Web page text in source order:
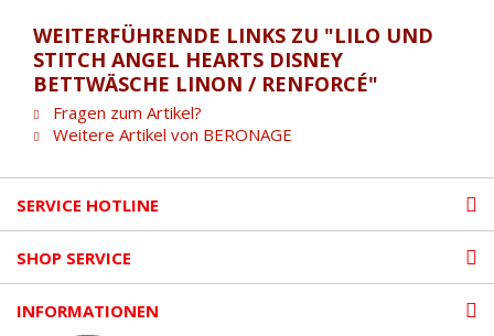
WEITERFÜHRENDE LINKS ZU "LILO UND
STITCH ANGEL HEARTS DISNEY
BETTWÄSCHE LINON / RENFORCÉ"
Fragen zum Artikel?
Weitere Artikel von BERONAGE
SERVICE HOTLINE
SHOP SERVICE
INFORMATIONEN